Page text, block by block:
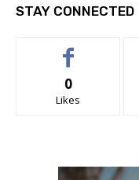
STAY CONNECTED
0
Likes